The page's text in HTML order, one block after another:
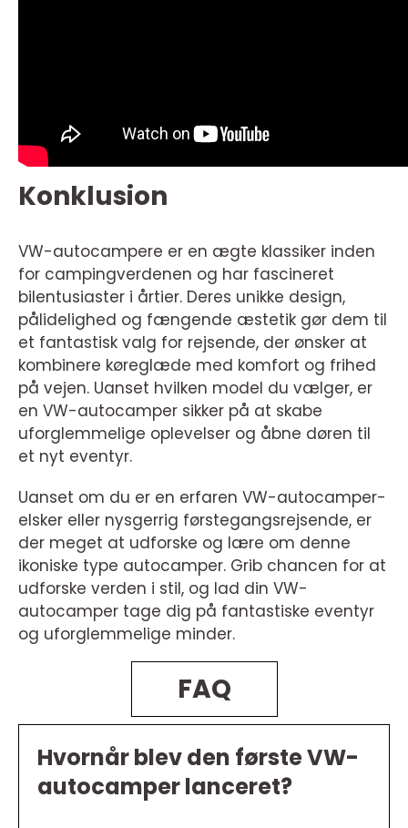
Konklusion
VW-autocampere er en ægte klassiker inden
for campingverdenen og har fascineret
bilentusiaster i årtier. Deres unikke design,
pålidelighed og fængende æstetik gør dem til
et fantastisk valg for rejsende, der ønsker at
kombinere køreglæde med komfort og frihed
på vejen. Uanset hvilken model du vælger, er
en VW-autocamper sikker på at skabe
uforglemmelige oplevelser og åbne døren til
et nyt eventyr.
Uanset om du er en erfaren VW-autocamper-
elsker eller nysgerrig førstegangsrejsende, er
der meget at udforske og lære om denne
ikoniske type autocamper. Grib chancen for at
udforske verden i stil, og lad din VW-
autocamper tage dig på fantastiske eventyr
og uforglemmelige minder.
FAQ
Hvornår blev den første VW-
autocamper lanceret?